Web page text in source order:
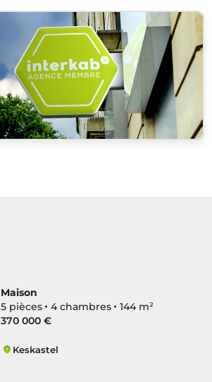
Maison
5 pièces
4 chambres
144 m²
370 000 €
Keskastel